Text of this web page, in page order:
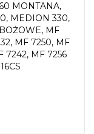
MONTANA,
MEDION 330,
MF
MF 7250, MF
7242, MF 7256